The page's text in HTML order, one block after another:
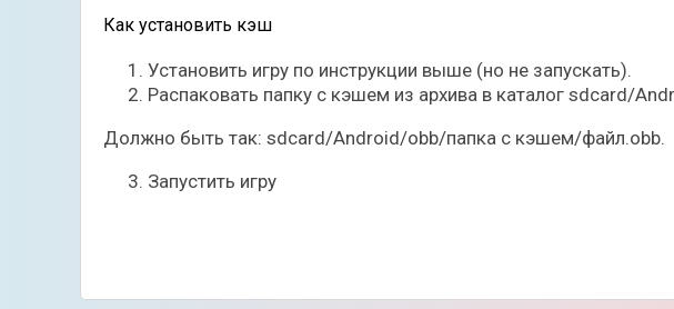
Как установить кэш
Установить игру по инструкции выше (но не запускать).
Распаковать папку с кэшем из архива в каталог sdcard/
Должно быть так: sdcard/Android/obb/папка с кэшем/файл.obb.
Запустить игру